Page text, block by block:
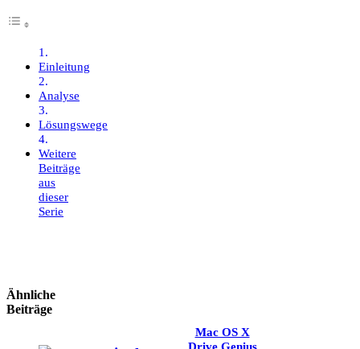
Einleitung
Analyse
Lösungswege
Weitere
Beiträge
aus
dieser
Serie
Ähnliche
Beiträge
Mac OS X
Drive Genius